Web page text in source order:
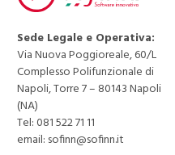
Sede Legale e Operativa:
Via Nuova Poggioreale, 60/L
Complesso Polifunzionale di
Napoli, Torre 7 – 80143 Napoli
(NA)
Tel: 081 522 71 11
email: sofinn@sofinn.it